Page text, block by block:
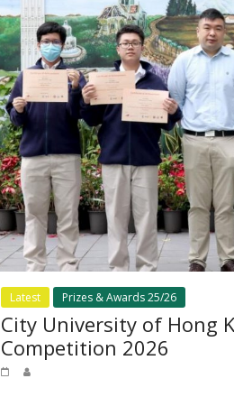
Latest Prizes & Awards 25/26
City University of Hong
Competition 2026